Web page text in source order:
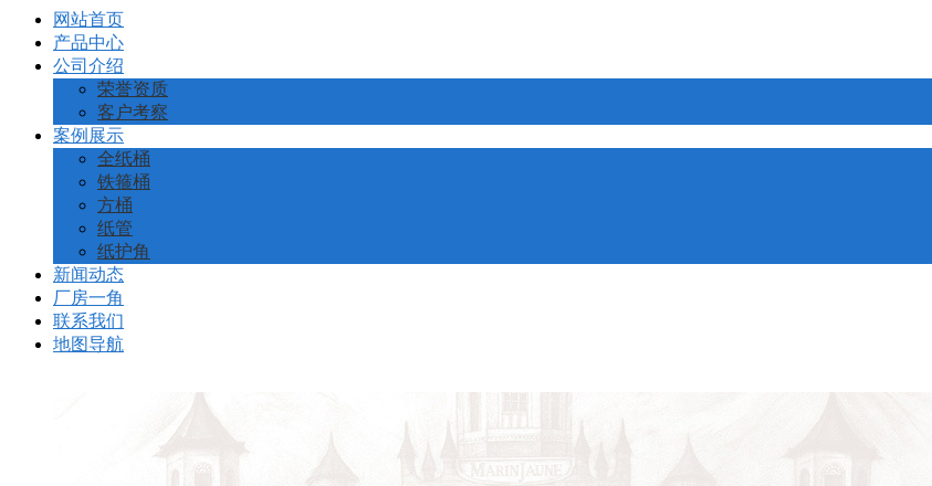
网站首页
产品中心
公司介绍
荣誉资质
客户考察
案例展示
全纸桶
铁箍桶
方桶
纸管
纸护角
新闻动态
厂房一角
联系我们
地图导航